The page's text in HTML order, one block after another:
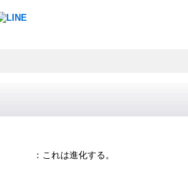
：これは進化する。